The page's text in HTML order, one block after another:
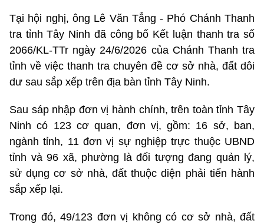
Tại hội nghị, ông Lê Văn Tẳng - Phó Chánh Thanh
tra tỉnh Tây Ninh đã công bố Kết luận thanh tra số
2066/KL-TTr ngày 24/6/2026 của Chánh Thanh tra
tỉnh về việc thanh tra chuyên đề cơ sở nhà, đất dôi
dư sau sắp xếp trên địa bàn tỉnh Tây Ninh.
Sau sáp nhập đơn vị hành chính, trên toàn tỉnh Tây
Ninh có 123 cơ quan, đơn vị, gồm: 16 sở, ban,
ngành tỉnh, 11 đơn vị sự nghiệp trực thuộc UBND
tỉnh và 96 xã, phường là đối tượng đang quản lý,
sử dụng cơ sở nhà, đất thuộc diện phải tiến hành
sắp xếp lại.
Trong đó, 49/123 đơn vị không có cơ sở nhà, đất